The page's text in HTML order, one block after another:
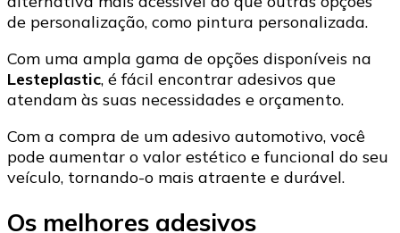
de personalização, como pintura personalizada.
Com uma ampla gama de opções disponíveis na
Lesteplastic, é fácil encontrar adesivos que
atendam às suas necessidades e orçamento.
Com a compra de um adesivo automotivo, você
pode aumentar o valor estético e funcional do seu
veículo, tornando-o mais atraente e durável.
Os melhores adesivos